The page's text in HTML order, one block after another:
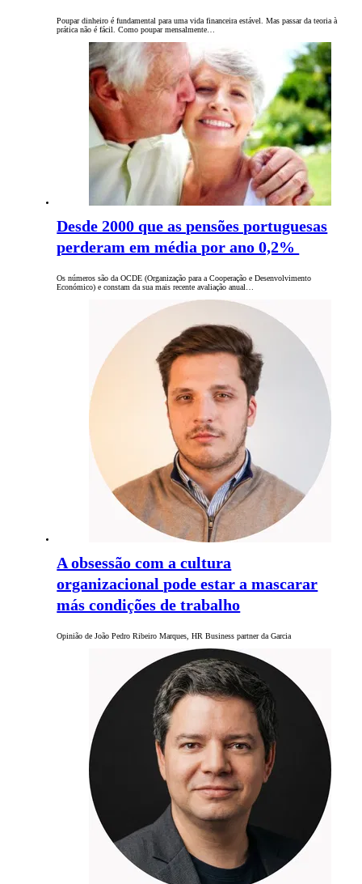
Poupar dinheiro é fundamental para uma vida financeira estável. Mas passar da teoria à
prática não é fácil. Como poupar mensalmente…
Desde 2000 que as pensões portuguesas
perderam em média por ano 0,2%
Os números são da OCDE (Organização para a Cooperação e Desenvolvimento
Económico) e constam da sua mais recente avaliação anual…
A obsessão com a cultura
organizacional pode estar a mascarar
más condições de trabalho
Opinião de João Pedro Ribeiro Marques, HR Business partner da Garcia